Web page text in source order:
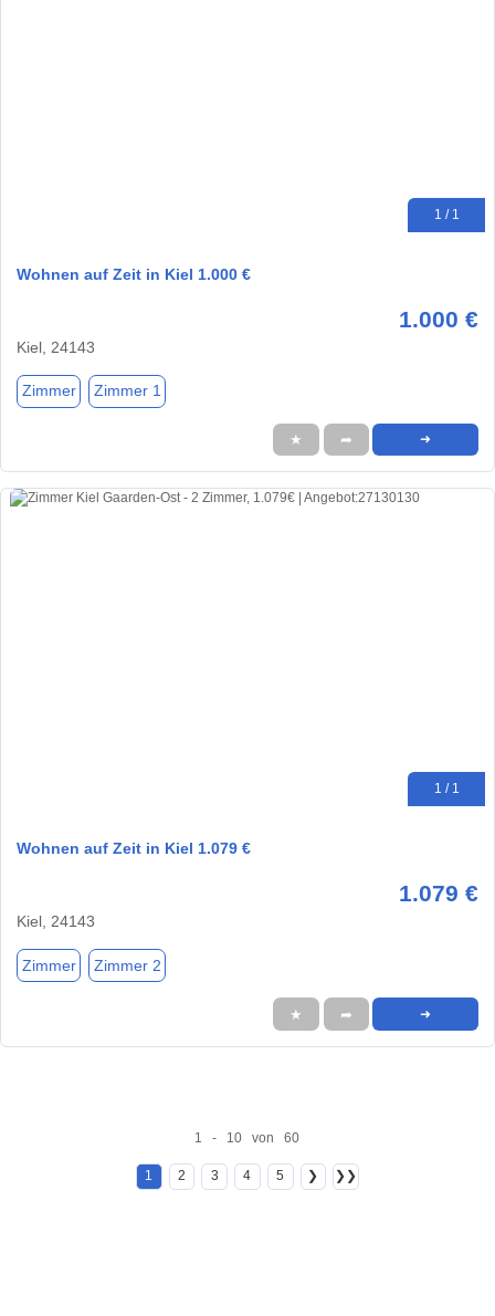
1 / 1
Wohnen auf Zeit in Kiel 1.000 €
1.000 €
Kiel, 24143
Zimmer Zimmer 1
★ ➦ ➜
1 / 1
Wohnen auf Zeit in Kiel 1.079 €
1.079 €
Kiel, 24143
Zimmer Zimmer 2
★ ➦ ➜
1 - 10 von 60
1 2 3 4 5 ❯ ❯❯